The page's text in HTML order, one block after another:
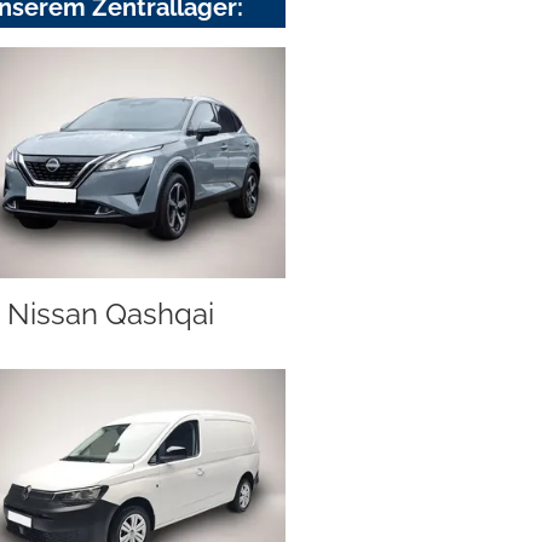
Zentrallager:
Nissan Qashqai